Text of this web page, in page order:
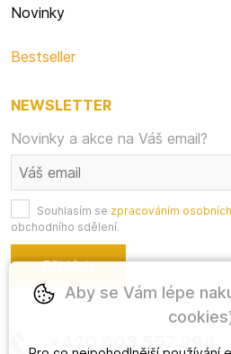
Novinky
Bestseller
NEWSLETTER
Novinky a akce na Váš email?
Souhlasím se zpracováním
obchodního sdělení.
+420 603 557 294
Aby se Vám lépe